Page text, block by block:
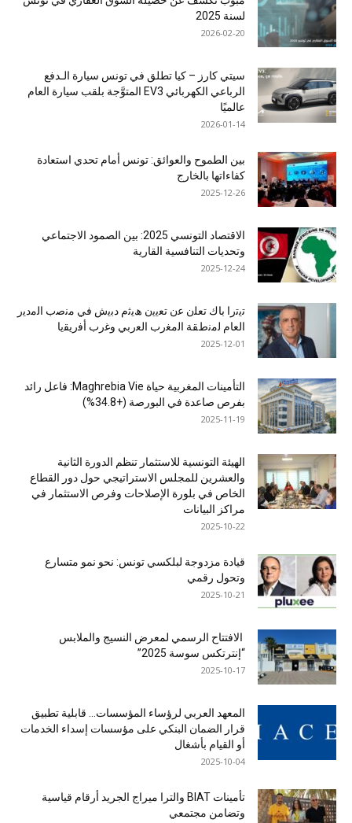
لسنة 2025
2026-02-20
سيتي كارز – كيا تطلق في تونس سيارة الـدفع
الرباعي الكهربائي EV3 المتوَّجة بلقب سيارة العام
عالميًا
2026-01-14
بين الطموح والعوائق: تونس أمام تحدي استعادة
كفاءاتها بالخارج
2025-12-26
الاقتصاد التونسي 2025: بين الصمود الاجتماعي
وتحديات التنافسية القارية
2025-12-24
ﺗﯾﺗرا ﺑﺎك ﺗﻌﻠن ﻋن ﺗﻌﯾﯾن ھﯾﺛم دﺑﯾش ﻓﻲ ﻣﻧﺻب اﻟﻣدﯾر
اﻟﻌﺎم ﻟﻣﻧطﻘﺔ اﻟﻣﻐرب اﻟﻌرﺑﻲ وﻏرب أﻓرﯾﻘﯾﺎ
2025-12-01
التأمينات المغربية حياة Maghrebia Vie: فاعل رائد
بفرص صاعدة في البورصة (+34.8%)
2025-11-19
الهيئة التونسية للاستثمار تنظم الدورة الثانية
والعشرين للمجلس الاستراتيجي حول دور القطاع
الخاص في بلورة الإصلاحات وفرص الاستثمار في
مراكز البيانات
2025-10-22
قيادة مزدوجة لبلكسي تونس: نحو نمو متسارع
وتحول رقمي
2025-10-21
الافتتاح الرسمي لمعرض النسيج والملابس
“إنترتكس سوسة 2025”
2025-10-17
المعهد العربي لرؤساء المؤسسات… قابلية تطبيق
قرار الضمان البنكي على مؤسسات إسداء الخدمات
أو القيام بأشغال
2025-10-04
تأمينات BIAT والترا ميراج الجريد أرقام قياسية
وتضامن مجتمعي